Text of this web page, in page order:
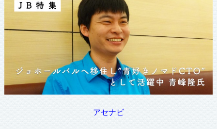
アセナビ